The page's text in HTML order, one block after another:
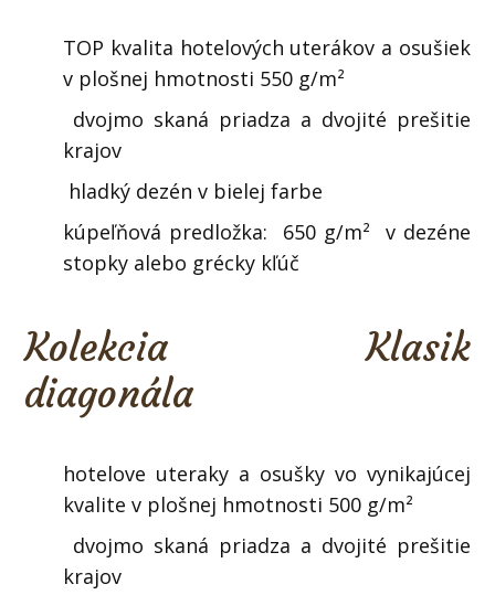
TOP kvalita hotelových uterákov a osušiek
v plošnej hmotnosti 550 g/m²
dvojmo skaná priadza a dvojité prešitie
krajov
hladký dezén v bielej farbe
kúpeľňová predložka: 650 g/m² v dezéne
stopky alebo grécky kľúč
Kolekcia Klasik
diagonála
hotelove uteraky a osušky vo vynikajúcej
kvalite v plošnej hmotnosti 500 g/m²
dvojmo skaná priadza a dvojité prešitie
krajov